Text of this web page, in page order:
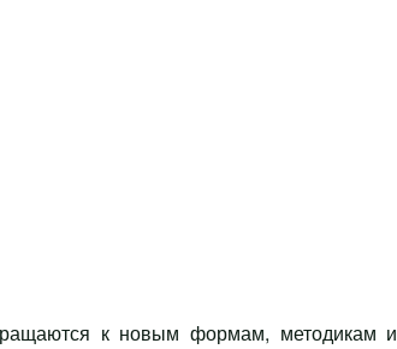
к новым формам, методикам и